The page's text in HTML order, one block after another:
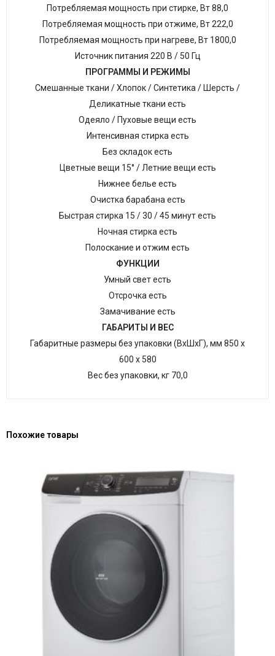
Потребляемая мощность при стирке, Вт 88,0
Потребляемая мощность при отжиме, Вт 222,0
Потребляемая мощность при нагреве, Вт 1800,0
Источник питания 220 В / 50 Гц
ПРОГРАММЫ И РЕЖИМЫ
Смешанные ткани / Хлопок / Синтетика / Шерсть /
Деликатные ткани есть
Одеяло / Пуховые вещи есть
Интенсивная стирка есть
Без складок есть
Цветные вещи 15° / Летние вещи есть
Нижнее белье есть
Очистка барабана есть
Быстрая стирка 15 / 30 / 45 минут есть
Ночная стирка есть
Полоскание и отжим есть
ФУНКЦИИ
Умный свет есть
Отсрочка есть
Замачивание есть
ГАБАРИТЫ И ВЕС
Габаритные размеры без упаковки (ВхШхГ), мм 850 х
600 х 580
Вес без упаковки, кг 70,0
Похожие товары